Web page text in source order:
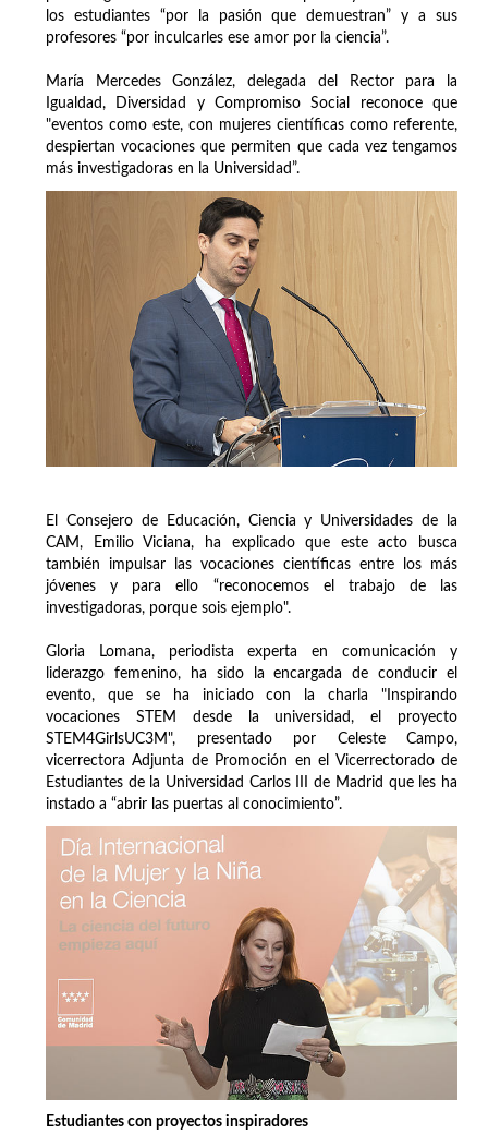
los estudiantes “por la pasión que demuestran” y a sus
profesores “por inculcarles ese amor por la ciencia”.
María Mercedes González, delegada del Rector para la
Igualdad, Diversidad y Compromiso Social reconoce que
"eventos como este, con mujeres científicas como referente,
despiertan vocaciones que permiten que cada vez tengamos
más investigadoras en la Universidad”.
El Consejero de Educación, Ciencia y Universidades de la
CAM, Emilio Viciana, ha explicado que este acto busca
también impulsar las vocaciones científicas entre los más
jóvenes y para ello “reconocemos el trabajo de las
investigadoras, porque sois ejemplo".
Gloria Lomana, periodista experta en comunicación y
liderazgo femenino, ha sido la encargada de conducir el
evento, que se ha iniciado con la charla "Inspirando
vocaciones STEM desde la universidad, el proyecto
STEM4GirlsUC3M", presentado por Celeste Campo,
vicerrectora Adjunta de Promoción en el Vicerrectorado de
Estudiantes de la Universidad Carlos III de Madrid que les ha
instado a “abrir las puertas al conocimiento”.
Estudiantes con proyectos inspiradores